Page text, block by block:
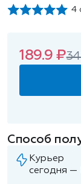
4
189.9 ₽
Способ
Курьер
сегодня —